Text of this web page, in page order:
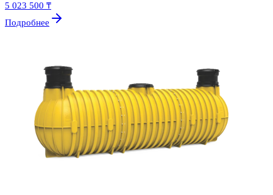
5 023 500 ₸
Подробнее